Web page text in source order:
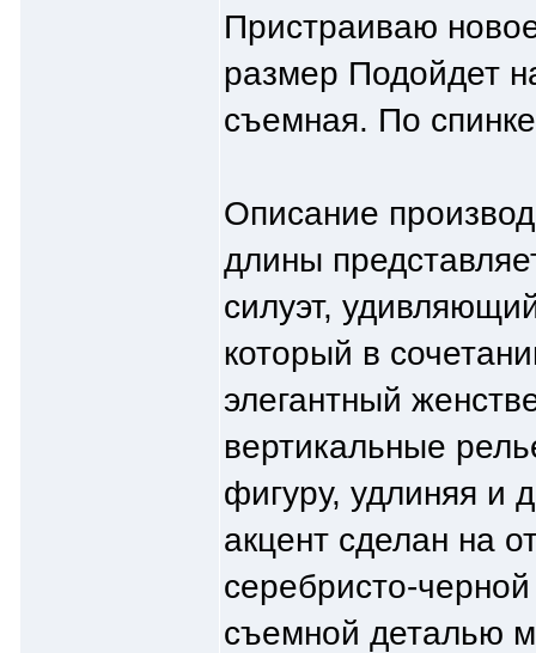
Пристраиваю
размер Подойдет
съемная. По
Описание
длины
силуэт,
который в
элегантный
вертикальные
фигуру, удлиняя и
акцент сделан на
серебристо-
съемной деталью